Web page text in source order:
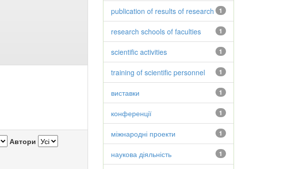
Автори
1
publication of results of research
1
research schools of faculties
1
scientific activities
1
training of scientific personnel
1
виставки
1
конференції
1
міжнародні проекти
1
наукова діяльність